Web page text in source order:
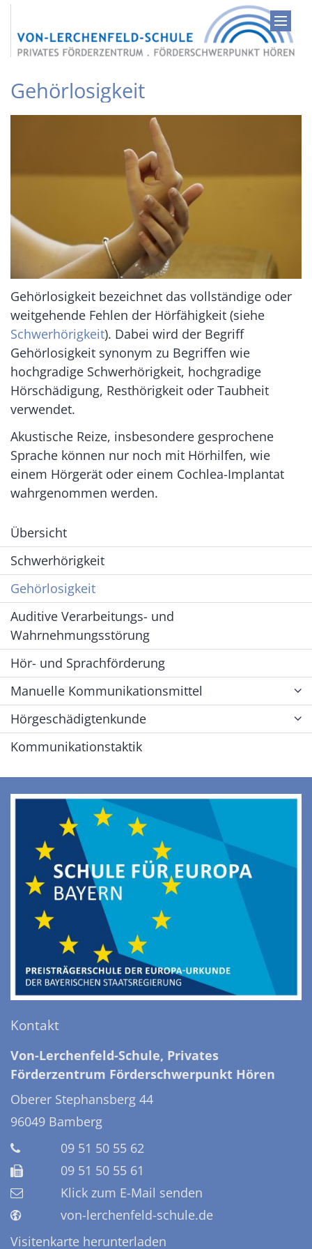
Zum Inhalt springen
Gehörlosigkeit
Gehörlosigkeit bezeichnet das vollständige oder
weitgehende Fehlen der Hörfähigkeit (siehe
Schwerhörigkeit). Dabei wird der Begriff
Gehörlosigkeit synonym zu Begriffen wie
hochgradige Schwerhörigkeit, hochgradige
Hörschädigung, Resthörigkeit oder Taubheit
verwendet.
Akustische Reize, insbesondere gesprochene
Sprache können nur noch mit Hörhilfen, wie
einem Hörgerät oder einem Cochlea-Implantat
wahrgenommen werden.
Übersicht
Schwerhörigkeit
Gehörlosigkeit
Auditive Verarbeitungs- und
Wahrnehmungsstörung
Hör- und Sprachförderung
Manuelle Kommunikationsmittel
Hörgeschädigtenkunde
Kommunikationstaktik
Kontakt
Von-Lerchenfeld-Schule, Privates
Förderzentrum Förderschwerpunkt Hören
Oberer Stephansberg 44
96049 Bamberg
09 51 50 55 62
09 51 50 55 61
Klick zum E-Mail senden
von-lerchenfeld-schule.de
Visitenkarte herunterladen